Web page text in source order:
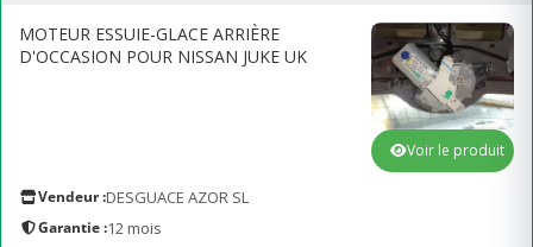
MOTEUR ESSUIE-GLACE ARRIÈRE
D'OCCASION POUR NISSAN JUKE UK
Vendeur :DESGUACE AZOR SL
Garantie :12 mois
Voir le produit